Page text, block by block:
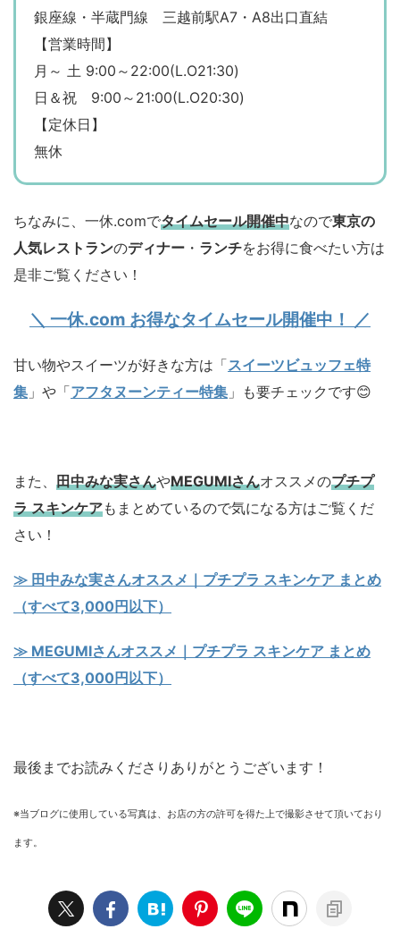
銀座線・半蔵門線 三越前駅A7・A8出口直結
【営業時間】
月～ 土 9:00～22:00(L.O21:30)
日＆祝 9:00～21:00(L.O20:30)
【定休日】
無休
ちなみに、一休.comでタイムセール開催中なので東京の
人気レストランのディナー ・ ランチをお得に食べたい方は
是非ご覧ください！
＼ 一休.com お得なタイムセール開催中！ ／
甘い物やスイーツが好きな方は「スイーツビュッフェ特
集 」や「アフタヌーンティー特集 」も要チェックです😊
また、 田中みな実さんやMEGUMIさんオススメのプチプ
ラ スキンケアもまとめているので気になる方はご覧くだ
さい！
≫ 田中みな実さんオススメ｜プチプラ スキンケア まとめ
（すべて3,000円以下）
≫ MEGUMIさんオススメ｜プチプラ スキンケア まとめ
（すべて3,000円以下）
最後までお読みくださりありがとうございます！
※当ブログに使用している写真は、お店の方の許可を得た上で撮影させて頂いており
ます。